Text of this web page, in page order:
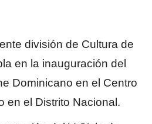
división de Cultura de
en la inauguración del
Dominicano en el Centro
en el Distrito Nacional.